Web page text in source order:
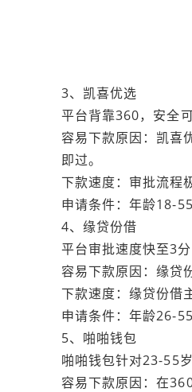
3、凯喜优选
平台背靠360，安全
容易下款原因：凯喜
即过。
下款速度：审批流程
申请条件：年龄18-
4、缘贷份借
平台审批速度快至3
容易下款原因：缘贷
下款速度：缘贷份借
申请条件：年龄26-
5、啪啪钱包
啪啪钱包针对23-55
容易下款原因：在